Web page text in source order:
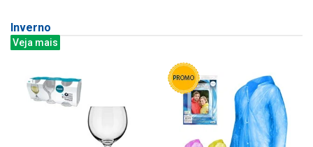
Inverno
Veja mais